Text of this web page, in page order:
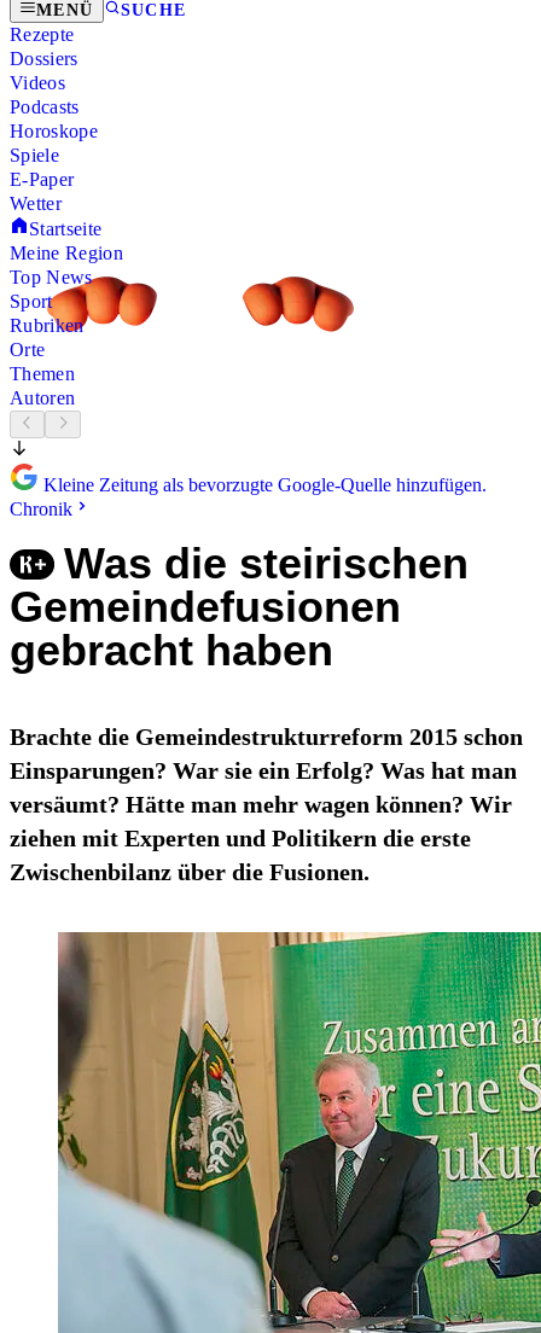
MENÜ SUCHE
Rezepte
Dossiers
Videos
Podcasts
Horoskope
Spiele
E-Paper
Wetter
Startseite
Meine Region
Top News
Sport
Rubriken
Orte
Themen
Autoren
Kleine Zeitung als bevorzugte Google-Quelle hinzufügen.
Chronik
Was die steirischen
Gemeindefusionen
gebracht haben
Brachte die Gemeindestrukturreform 2015 schon
Einsparungen? War sie ein Erfolg? Was hat man
versäumt? Hätte man mehr wagen können? Wir
ziehen mit Experten und Politikern die erste
Zwischenbilanz über die Fusionen.